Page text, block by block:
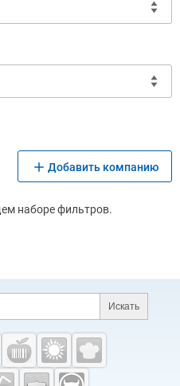
Добавить компанию
наборе фильтров.
Поиск по сайту и
Искать
проекты
—